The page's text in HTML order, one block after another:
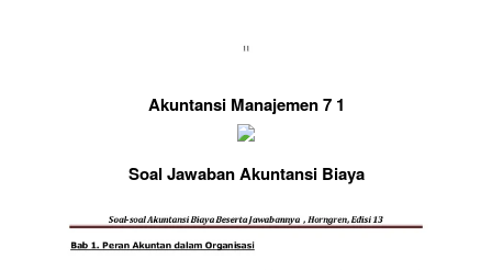
Akuntansi Manajemen 7 1
Soal Jawaban Akuntansi Biaya